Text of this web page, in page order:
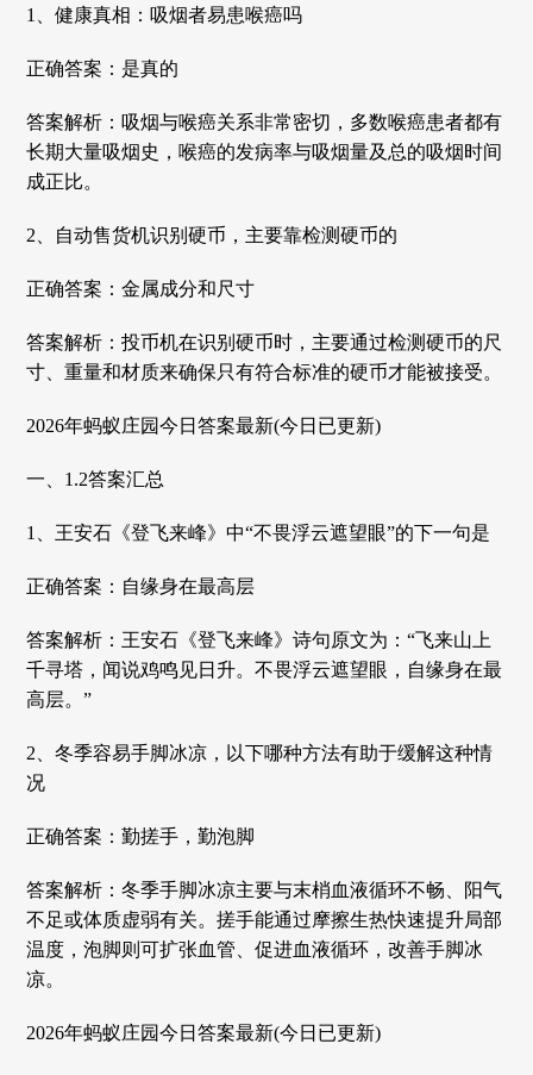
1、健康真相：吸烟者易患喉癌吗
正确答案：是真的
答案解析：吸烟与喉癌关系非常密切，多数喉癌患者都有
长期大量吸烟史，喉癌的发病率与吸烟量及总的吸烟时间
成正比。
2、自动售货机识别硬币，主要靠检测硬币的
正确答案：金属成分和尺寸
答案解析：投币机在识别硬币时，主要通过检测硬币的尺
寸、重量和材质来确保只有符合标准的硬币才能被接受。
2026年蚂蚁庄园今日答案最新(今日已更新)
一、1.2答案汇总
1、王安石《登飞来峰》中“不畏浮云遮望眼”的下一句是
正确答案：自缘身在最高层
答案解析：‌王安石《登飞来峰》诗句原文为：“飞来山上
千寻塔，闻说鸡鸣见日升。不畏浮云遮望眼，自缘身在最
高层。”
2、冬季容易手脚冰凉，以下哪种方法有助于缓解这种情
况
正确答案：勤搓手，勤泡脚
答案解析：冬季手脚冰凉主要与末梢血液循环不畅、阳气
不足或体质虚弱有关。搓手能通过摩擦生热快速提升局部
温度，泡脚则可扩张血管、促进血液循环，改善手脚冰
凉。
2026年蚂蚁庄园今日答案最新(今日已更新)